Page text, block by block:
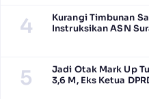
4
Kurangi Timbunan
Instruksikan ASN
5
Jadi Otak Mark Up
3,6 M, Eks Ketua